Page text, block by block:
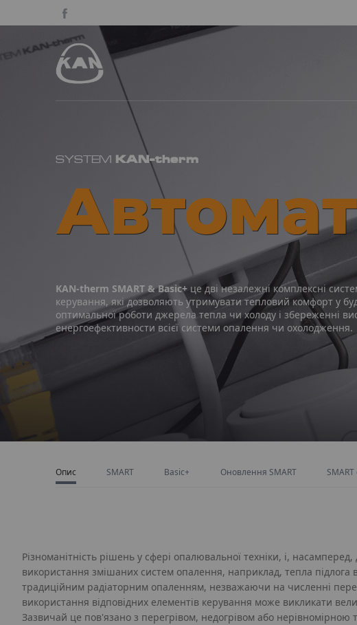
SYSTEM KAN-therm
KAN-therm SMART & Basic+це дві незалежні комплексні
керування, які дозволяють утримувати тепловий комфорт у
оптимальної роботи джерела тепла чи холоду і збереженні
енергоефективности всієї системи опалення чи охолодження.
Опис SMART Basic+ Оновлення SMART
Різноманітність рішень у сфері опалювальної техніки, і,
використання змішаних систем опалення, наприклад, тепла підлога
традиційним радіаторним опаленням, незважаючи на численні
використання відповідних елементів керування може викликати
Зазвичай це пов'язано з перегрівом, недогрівом або